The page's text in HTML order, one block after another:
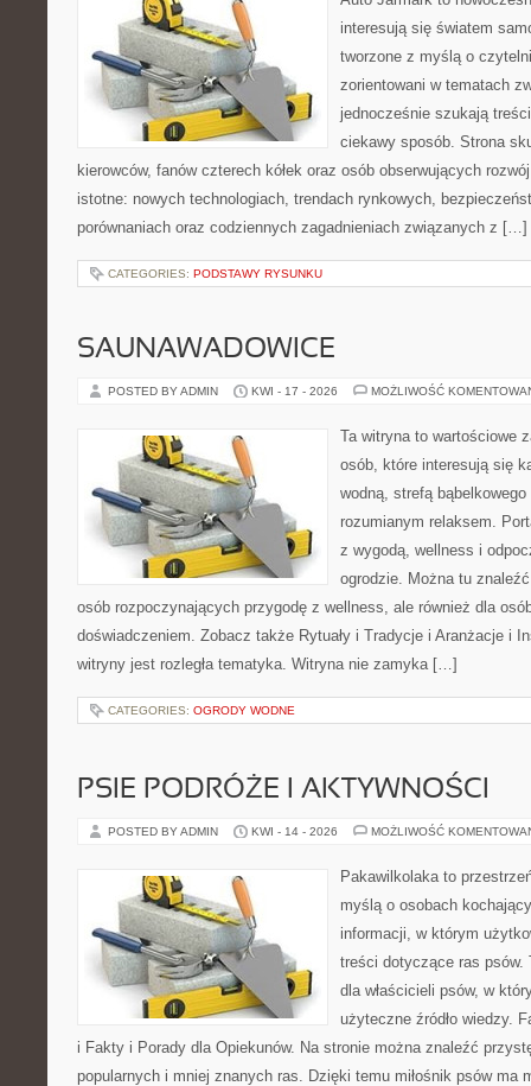
interesują się światem
tworzone z myślą o
zorientowani w tematach
jednocześnie szukają
ciekawy sposób. Strona
kierowców, fanów czterech kółek oraz osób obserwujących
istotne: nowych technologiach, trendach rynkowych,
porównaniach oraz codziennych zagadnieniach związanych z […]
CATEGORIES: PODSTAWY RYSUNKU
SAUNAWADOWICE
POSTED BY ADMIN KWI - 17 - 2026 MOŻLIWOŚĆ
Ta witryna to wartościowe
osób, które interesują się
wodną, strefą
rozumianym relaksem.
z wygodą, wellness i
ogrodzie. Można tu
osób rozpoczynających przygodę z wellness, ale również dla
doświadczeniem. Zobacz także Rytuały i Tradycje i Aranżacje i
witryny jest rozległa tematyka. Witryna nie zamyka […]
CATEGORIES: OGRODY WODNE
PSIE PODRÓŻE I AKTYWNOŚCI
POSTED BY ADMIN KWI - 14 - 2026 MOŻLIWOŚĆ
Pakawilkolaka to
myślą o osobach
informacji, w którym
treści dotyczące ras psów.
dla właścicieli psów, w
użyteczne źródło wiedzy.
i Fakty i Porady dla Opiekunów. Na stronie można znaleźć
popularnych i mniej znanych ras. Dzięki temu miłośnik psów ma